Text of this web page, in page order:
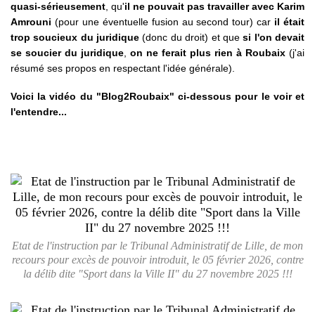
quasi-sérieusement , qu'il ne pouvait pas travailler avec Karim
Amrouni (pour une éventuelle fusion au second tour) car il était
trop soucieux du juridique(donc du droit) et quesi l'on devait
se soucier du juridique on ne ferait plus rien à Roubaix (j'ai
résumé ses propos en respectant l'idée générale).
Voici la vidéo du "Blog2Roubaix" ci-dessous pour le voir et
l'entendre...
Etat de l'instruction par le Tribunal Administratif de Lille, de mon
recours pour excès de pouvoir introduit, le 05 février 2026, contre
la délib dite "Sport dans la Ville II" du 27 novembre 2025 !!!